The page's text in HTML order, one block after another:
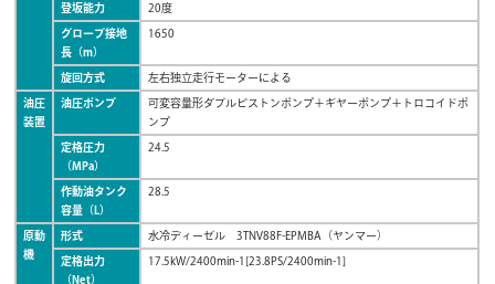
登坂能力 20度
グローブ接地
長（m）
1650
旋回方式 左右独立走行モーターによる
油圧
装置
油圧ポンプ
可変容量形ダブルピストンポンプ＋ギヤーポンプ＋トロコイドポ
ンプ
定格圧力
（MPa）
24.5
作動油タンク
容量（L）
28.5
原動
機
形式 水冷ディーゼル 3TNV88F-EPMBA（ヤンマー）
定格出力
（Net）
17.5kW/2400min-1[23.8PS/2400min-1]